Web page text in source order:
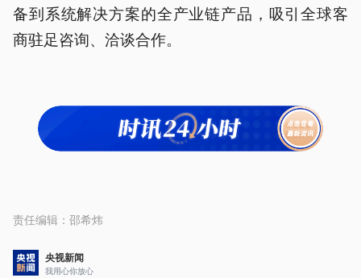
备到系统解决方案的全产业链产品，吸引全球客
商驻足咨询、洽谈合作。
责任编辑： 邵希炜
央视新闻
我用心你放心